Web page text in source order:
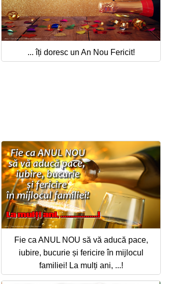
... îți doresc un An Nou Fericit!
Fie ca ANUL NOU să vă aducă pace,
iubire, bucurie și fericire în mijlocul
familiei! La mulți ani, ...!